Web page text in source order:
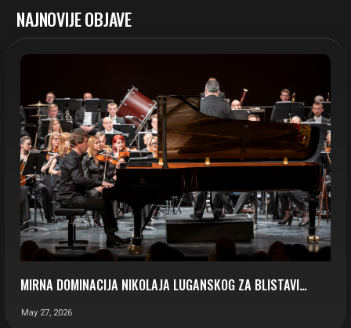
NAJNOVIJE OBJAVE
MIRNA DOMINACIJA NIKOLAJA LUGANSKOG ZA BLISTAVI…
May 27, 2026